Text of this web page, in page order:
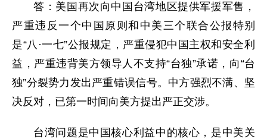
答：美国再次向中国台湾地区提供军援军售，
严重违反一个中国原则和中美三个联合公报特别
是“八 ·一七”公报规定，严重侵犯中国主权和安全利
益，严重违背美方领导人不支持“台独”承诺，向 “台
独”分裂势力发出严重错误信号。中方强烈不满、坚
决反对，已第一时间向美方提出严正交涉。
台湾问题是中国核心利益中的核心，是中美关